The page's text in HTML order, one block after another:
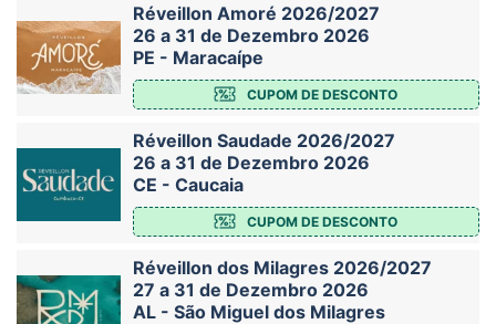
Réveillon Amoré 2026/2027
26 a 31 de Dezembro 2026
PE - Maracaípe
CUPOM DE DESCONTO
Réveillon Saudade 2026/2027
26 a 31 de Dezembro 2026
CE - Caucaia
CUPOM DE DESCONTO
Réveillon dos Milagres 2026/2027
27 a 31 de Dezembro 2026
AL - São Miguel dos Milagres